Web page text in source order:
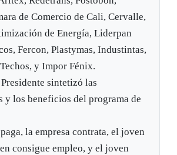
de Comercio de Cali, Cervalle,
de Energía, Liderpan
Fercon, Plastymas, Industintas,
y Impor Fénix.
sintetizó las
y los beneficios del programa de
la empresa contrata, el joven
consigue empleo, y el joven